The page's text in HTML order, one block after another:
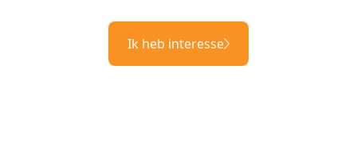
Ik heb interesse